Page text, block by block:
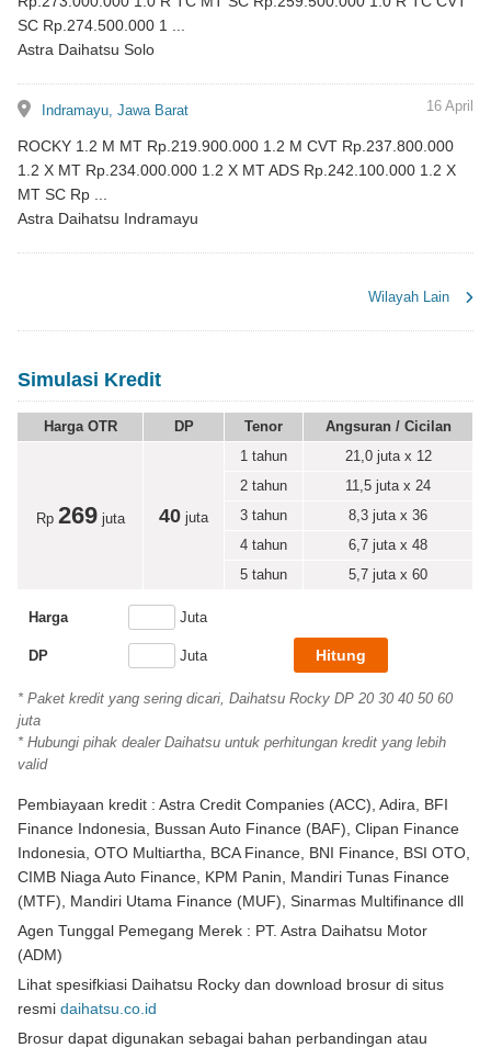
SC Rp.274.500.000 1 ...
Astra Daihatsu Solo
16 April
lokasi
Indramayu, Jawa Barat
ROCKY 1.2 M MT Rp.219.900.000 1.2 M CVT Rp.237.800.000
1.2 X MT Rp.234.000.000 1.2 X MT ADS Rp.242.100.000 1.2 X
MT SC Rp ...
Astra Daihatsu Indramayu
Wilayah Lain
Simulasi Kredit
Harga OTR DP Tenor Angsuran / Cicilan
Rp 269juta 40 juta
1 tahun 21,0juta x 12
2 tahun
11,5 juta x 24
3 tahun
8,3 juta x 36
4 tahun
6,7 juta x 48
5 tahun
5,7 juta x 60
Harga Juta
DP Juta
* Paket kredit yang sering dicari, Daihatsu Rocky DP 20 30 40 50 60
juta
* Hubungi pihak dealer Daihatsu untuk perhitungan kredit yang lebih
valid
Pembiayaan kredit : Astra Credit Companies (ACC), Adira, BFI
Finance Indonesia, Bussan Auto Finance (BAF), Clipan Finance
Indonesia, OTO Multiartha, BCA Finance, BNI Finance, BSI OTO,
CIMB Niaga Auto Finance, KPM Panin, Mandiri Tunas Finance
(MTF), Mandiri Utama Finance (MUF), Sinarmas Multifinance dll
Agen Tunggal Pemegang Merek : PT. Astra Daihatsu Motor
(ADM)
Lihat spesifkiasi Daihatsu Rocky dan download brosur di situs
resmi daihatsu.co.id
Brosur dapat digunakan sebagai bahan perbandingan atau